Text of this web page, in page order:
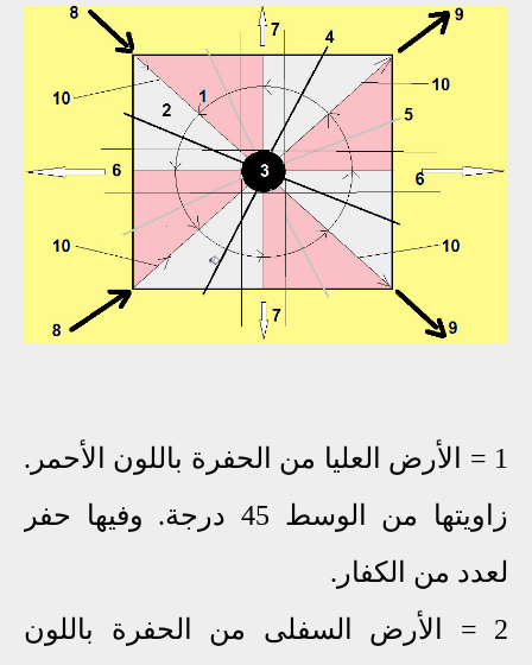
1 = الأرض العليا من الحفرة باللون الأحمر.
زاويتها من الوسط 45 درجة. وفيها حفر
لعدد من الكفار.
2 = الأرض السفلى من الحفرة باللون